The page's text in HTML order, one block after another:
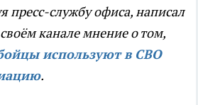
пресс-службу офиса, написал
канале мнение о том,
используют в СВО
.